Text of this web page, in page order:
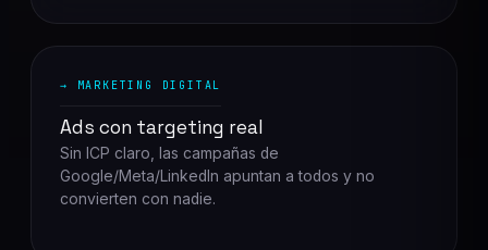
→ MARKETING DIGITAL
Ads con targeting real
Sin ICP claro, las campañas de
Google/Meta/LinkedIn apuntan a todos y no
convierten con nadie.